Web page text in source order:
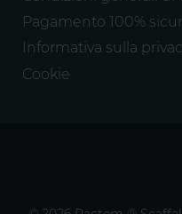
Pagamento 100%
Informativa sulla
Cookie